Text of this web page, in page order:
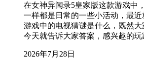
在女神异闻录5皇家版这款游戏中
一样都是日常的一些小活动，最近
游戏中的电视猜谜是什么，既然
今天就告诉大家答案，感兴趣的
2026年7月28日